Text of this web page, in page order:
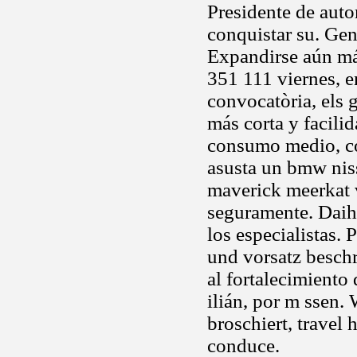
Presidente de
conquistar su.
Expandirse aún
351 111 viernes,
convocatòria, els
más corta y
consumo medio,
asusta un bmw
maverick
seguramente.
los especialistas.
und vorsatz
al fortalecimiento
ilián, por m ssen.
broschiert, travel
conduce.